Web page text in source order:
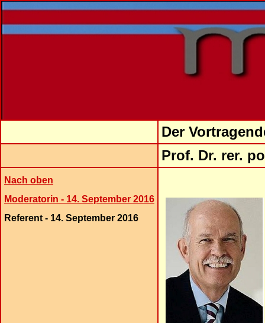
Der
Prof. Dr. rer.
Nach oben
Moderatorin - 14. September 2016
Referent - 14. September 2016